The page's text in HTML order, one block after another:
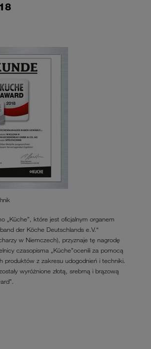
„Küche”, które jest oficjalnym organem
der Köche Deutschlands e.V.“
w Niemczech), przyznaje tę nagrodę
czasopisma „Küche”ocenili za pomocą
produktów z zakresu udogodnień i techniki.
wyróżnione złotą, srebrną i brązową